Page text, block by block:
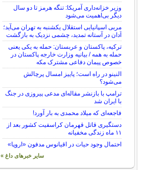
وزیر خزانه‌داری آمریکا: تنگه هرمز تا دو سال
دیگر بی‌اهمیت می‌شود
مربی اسپانیایی استقلال یکشنبه به تهران می‌آید؛
آدان در آستانه تمدید، چشمی نزدیک به بازگشت
ترکیه، پاکستان و عربستان: حمله به یکی یعنی
حمله به همه / بیانیه وزارت خارجه پاکستان در
خصوص پیمان دفاعی مشترک مکه
النینو در راه است؛ پاییز امسال پرچالش
می‌شود؟
ترامپ با بازنشر مقاله‌ای مدعی پیروزی در جنگ
با ایران شد
فاجعه‌ای که میلاد محمدی به بار آورد!
دستگیری قاتل قهرمان کراسفیت کشور بعد از
۱۱ ماه زندگی مخفیانه
احتمال وجود حیات در اقیانوس مدفون «اروپا»
سایر خبرهای داغ »